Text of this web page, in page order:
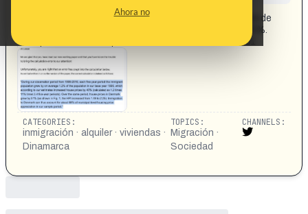
Ahora no
La inmigración es responsable del incremento del coste de
la vivienda (desde 1999) no en un 62%, sino en un 88%.
https://x.com/718esp/status/1975518207008964731
CATEGORIES:
inmigración · alquiler · viviendas ·
Dinamarca
TOPICS:
Migración ·
Sociedad
CHANNELS: